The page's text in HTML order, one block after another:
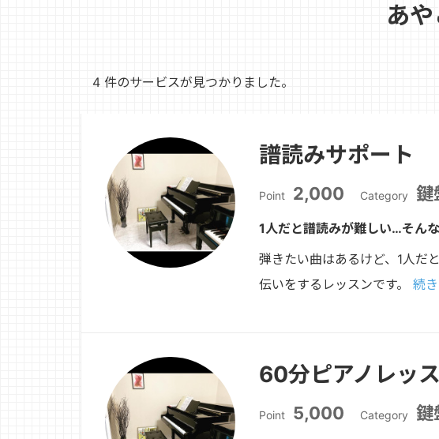
あ
4 件のサービスが見つかりました。
譜読みサポート
Point 2,000 Category 鍵
1人だと譜読みが難しい…そん
弾きたい曲はあるけど、1人だ
伝いをするレッスンです。 続
60分ピアノレッ
Point 5,000 Category 鍵